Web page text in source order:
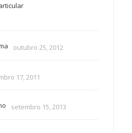
outubro 25, 2012
17, 2011
setembro 15, 2013